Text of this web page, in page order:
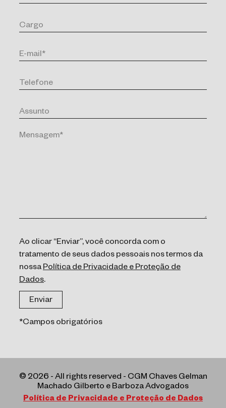
Ao clicar “Enviar”, você concorda com o
tratamento de seus dados pessoais nos termos da
nossaPolítica de Privacidade e Proteção de
Dados.
*Campos obrigatórios
© 2026 - All rights reserved - CGM Chaves Gelman
Machado Gilberto e Barboza Advogados
Política de Privacidade e Proteção de Dados